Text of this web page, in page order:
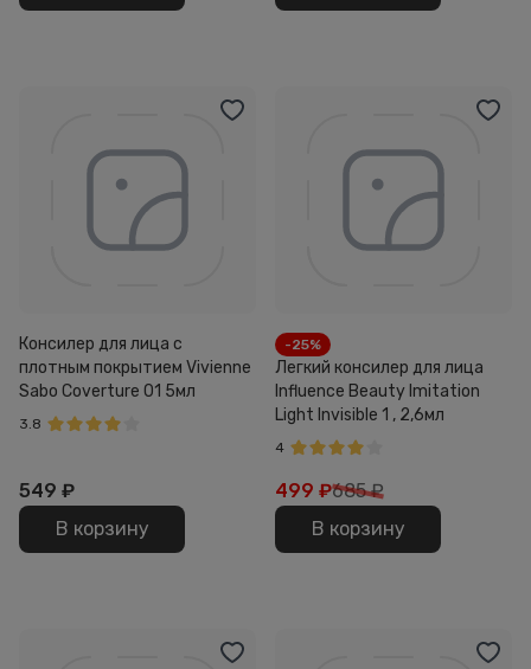
Консилер для лица с
плотным покрытием Vivienne
Sabo Coverture 01 5мл
3.8
549 ₽
В корзину
-25%
Легкий консилер для лица
Influence Beauty Imitation
Light Invisible 1 , 2,6мл
4
499 ₽685 ₽
В корзину